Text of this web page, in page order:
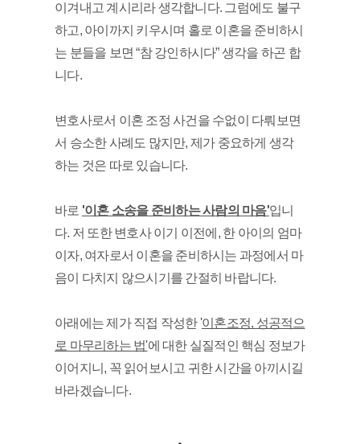
이겨내고 계시리라 생각합니다. 그럼에도 불구
하고, 아이까지 키우시며 홀로 이혼을 준비하시
는 분들을 보면 “참 강인하시다” 생각을 하곤 합
니다.
변호사로서 이혼 조정 사건을 수없이 다뤄보면
서 승소한 사례도 많지만, 제가 중요하게 생각
하는 것은 따로 있습니다.
바로 '이혼 소송을 준비하는 사람의 마음'입니
다. 저 또한 변호사 이기 이전에, 한 아이의 엄마
이자, 여자로서 이혼을 준비하시는 과정에서 마
음이 다치지 않으시기를 간절히 바랍니다.
아래에는 제가 직접 작성한 '이혼조정, 성공적으
로 마무리하는 법'에 대한 실질적인 핵심 정보가
이어지니, 꼭 읽어보시고 귀한 시간을 아끼시길
바라겠습니다.